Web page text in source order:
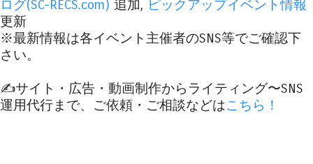
ログ(SC-RECS.com) 追加, ピックアップイベント情報
更新
※最新情報は各イベント主催者のSNS等でご確認下
さい。
✍️サイト・広告・動画制作からライティング〜SNS
運用代行まで、ご依頼・ご相談などはこちら！